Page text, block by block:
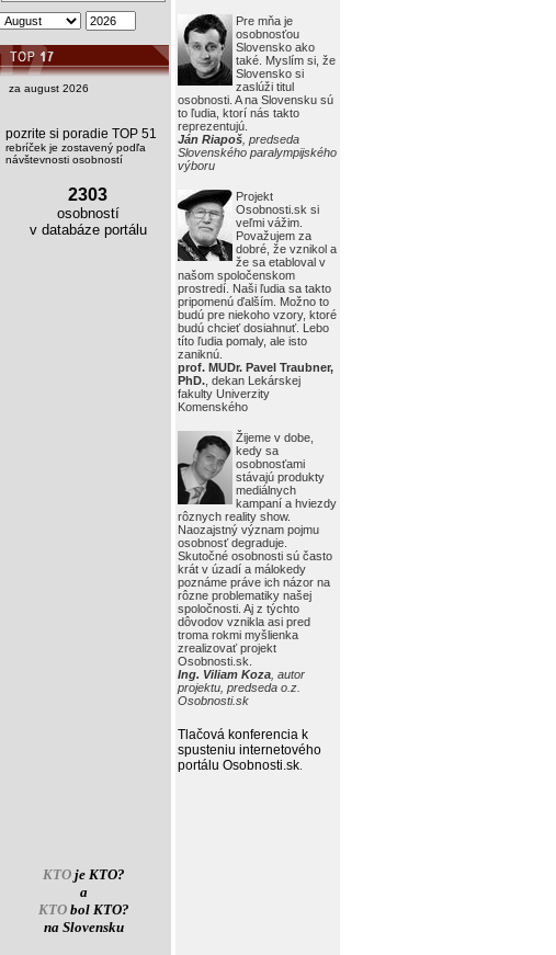
Pre mňa je
osobnosťou
Slovensko ako
také. Myslím si, že
Slovensko si
zaslúži titul
osobnosti. A na Slovensku sú
to ľudia, ktorí nás takto
reprezentujú.
Ján Riapoš , predseda
Slovenského paralympijského
výboru
Projekt
Osobnosti.sk si
veľmi vážim.
Považujem za
dobré, že vznikol a
že sa etabloval v
našom spoločenskom
prostredí. Naši ľudia sa takto
pripomenú ďalším. Možno to
budú pre niekoho vzory, ktoré
budú chcieť dosiahnuť. Lebo
títo ľudia pomaly, ale isto
zaniknú.
prof. MUDr. Pavel Traubner,
PhD. , dekan Lekárskej
fakulty Univerzity
Komenského
Žijeme v dobe,
kedy sa
osobnosťami
stávajú produkty
mediálnych
kampaní a hviezdy
rôznych reality show.
Naozajstný význam pojmu
osobnosť degraduje.
Skutočné osobnosti sú často
krát v úzadí a málokedy
poznáme práve ich názor na
rôzne problematiky našej
spoločnosti. Aj z týchto
dôvodov vznikla asi pred
troma rokmi myšlienka
zrealizovať projekt
Osobnosti.sk.
Ing. Viliam Koza , autor
projektu, predseda o.z.
Osobnosti.sk
Tlačová konferencia k
spusteniu internetového
portálu Osobnosti.sk
za august 2026
pozrite si poradie TOP 51
rebríček je zostavený podľa
návštevnosti osobností
2303
osobností
v databáze portálu
KTOje KTO?
a
KTObol KTO?
na Slovensku